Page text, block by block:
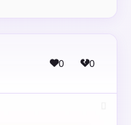
0 0